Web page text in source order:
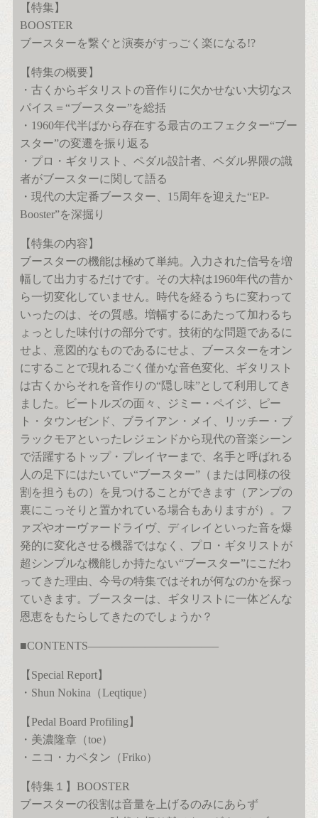
【特集】
BOOSTER
ブースターを繋ぐと演奏がすっごく楽になる!?
【特集の概要】
・古くからギタリストの音作りに欠かせない大切なス
パイス＝“ブースター”を総括
・1960年代半ばから存在する最古のエフェクター“ブー
スター”の変遷を振り返る
・プロ・ギタリスト、ペダル設計者、ペダル界隈の識
者がブースターに関して語る
・現代の大定番ブースター、15周年を迎えた“EP-
Booster”を深掘り
【特集の内容】
ブースターの機能は極めて単純。入力された信号を増
幅して出力するだけです。その大枠は1960年代の昔か
ら一切変化していません。時代を経るうちに変わって
いったのは、その質感。増幅するにあたって加わるち
ょっとした味付けの部分です。技術的な問題であるに
せよ、意図的なものであるにせよ、ブースターをオン
にすることで現れるごく僅かな音色変化、ギタリスト
は古くからそれを音作りの“隠し味”として利用してき
ました。ビートルズの面々、ジミー・ペイジ、ピー
ト・タウンゼンド、ブライアン・メイ、リッチー・ブ
ラックモアといったレジェンドから現代の音楽シーン
で活躍するトップ・プレイヤーまで、名手と呼ばれる
人の足下にはたいてい“ブースター”（または同様の役
割を担うもの）を見つけることができます（アンプの
裏にこっそりと置かれている場合もありますが）。フ
ァズやオーヴァードライヴ、ディレイといった音を爆
発的に変化させる機器ではなく、プロ・ギタリストが
超シンプルな機能しか持たない“ブースター”にこだわ
ってきた理由、今号の特集ではそれが何なのかを探っ
ていきます。ブースターは、ギタリストに一体どんな
恩恵をもたらしてきたのでしょうか？
■CONTENTS———————————–
【Special Report】
・Shun Nokina（Leqtique）
【Pedal Board Profiling】
・美濃隆章（toe）
・ニコ・カペタン（Friko）
【特集１】BOOSTER
ブースターの役割は音量を上げるのみにあらず